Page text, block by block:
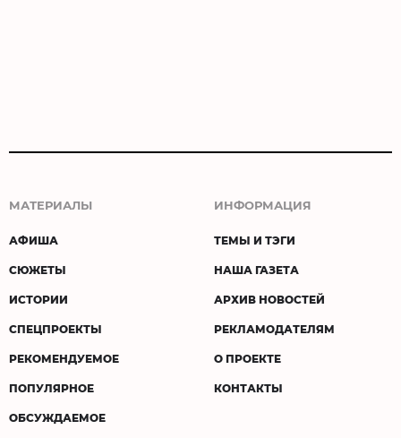
МАТЕРИАЛЫ
АФИША
СЮЖЕТЫ
ИСТОРИИ
СПЕЦПРОЕКТЫ
РЕКОМЕНДУЕМОЕ
ПОПУЛЯРНОЕ
ОБСУЖДАЕМОЕ
ИНФОРМАЦИЯ
ТЕМЫ И ТЭГИ
НАША ГАЗЕТА
АРХИВ НОВОСТЕЙ
РЕКЛАМОДАТЕЛЯМ
О ПРОЕКТЕ
КОНТАКТЫ